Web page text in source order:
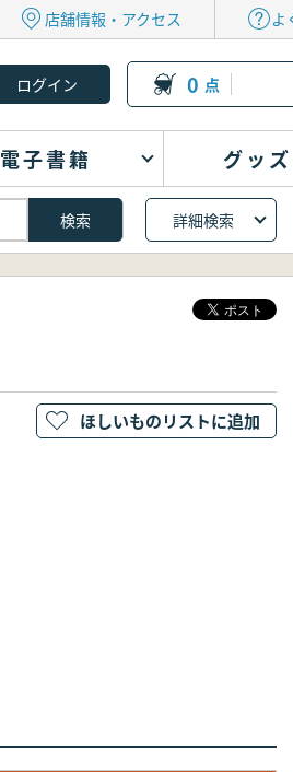
店舗情報・アクセス よ
0 点
電子書籍 グッ
詳細検索
ほしいものリストに追加